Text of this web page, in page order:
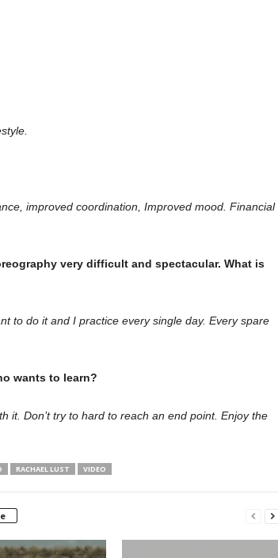
improved coordination, Improved mood. Financial
very difficult and spectacular. What is
to do it and I practice every single day. Every spare
wants to learn?
it. Don’t try to hard to reach an end point. Enjoy the
RACHAEL LUST VIDEO